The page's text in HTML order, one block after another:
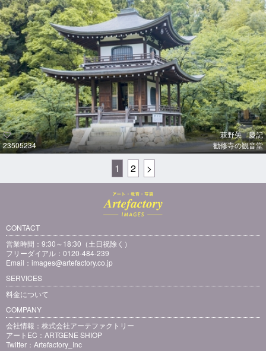
23505234
萩野矢 慶記
勧修寺の観音堂
1 2 >
CONTACT
営業時間：9:30～18:30（土日祝除く）
フリーダイアル：0120-484-239
Email： images@artefactory.co.jp
SERVICES
料金について
COMPANY
会社情報： 株式会社アーテファクトリー
アートEC： ARTGENE SHIOP
Twitter： Artefactory_Inc